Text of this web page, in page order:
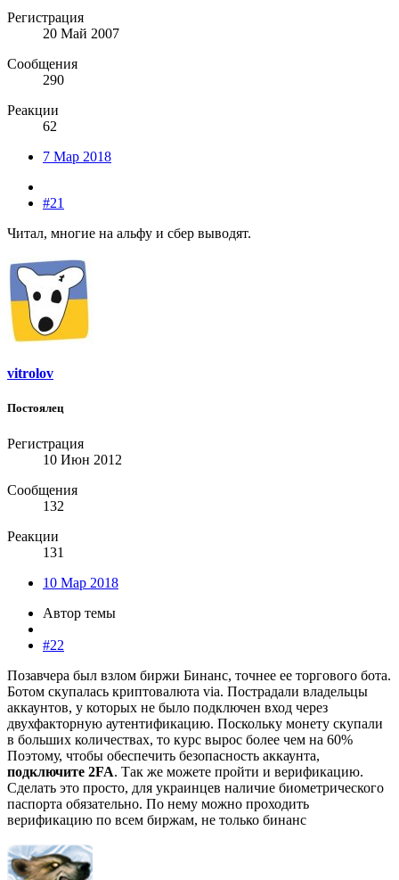
Регистрация
20 Май 2007
Сообщения
290
Реакции
62
7 Мар 2018
#21
Читал, многие на альфу и сбер выводят.
vitrolov
Постоялец
Регистрация
10 Июн 2012
Сообщения
132
Реакции
131
10 Мар 2018
Автор темы
#22
Позавчера был взлом биржи Бинанс, точнее ее торгового бота.
Ботом скупалась криптовалюта via. Пострадали владельцы
аккаунтов, у которых не было подключен вход через
двухфакторную аутентификацию. Поскольку монету скупали
в больших количествах, то курс вырос более чем на 60%
Поэтому, чтобы обеспечить безопасность аккаунта,
подключите 2FA. Так же можете пройти и верификацию.
Сделать это просто, для украинцев наличие биометрического
паспорта обязательно. По нему можно проходить
верификацию по всем биржам, не только бинанс